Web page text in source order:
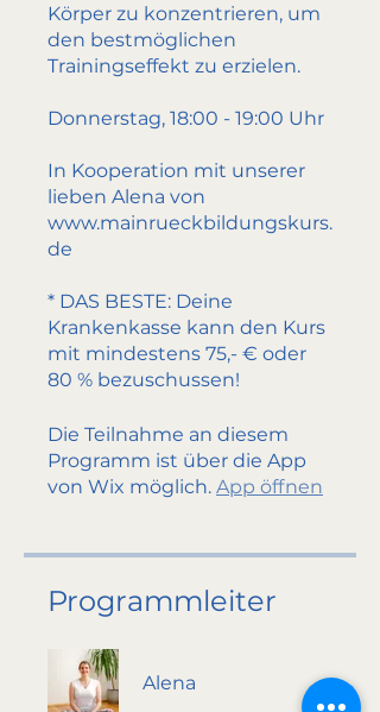
Körper zu konzentrieren, um
den bestmöglichen
Trainingseffekt zu erzielen.
Donnerstag, 18:00 - 19:00 Uhr
In Kooperation mit unserer
lieben Alena von
www.mainrueckbildungskurs.
de
* DAS BESTE: Deine
Krankenkasse kann den Kurs
mit mindestens 75,- € oder
Die Teilnahme an diesem
Programm ist über die App
von Wix möglich. App öffnen
Programmleiter
Alena